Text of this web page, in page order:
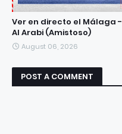
Ver en directo el Málaga -
Al Arabi (Amistoso)
August 06, 2026
POST A COMMENT